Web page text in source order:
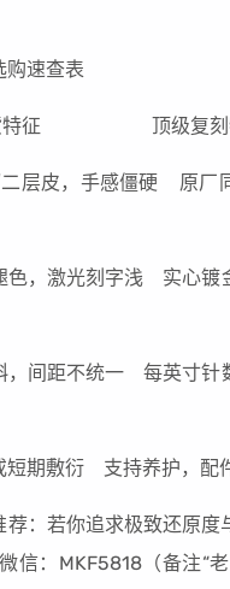
购速查表
货特征 顶级复刻
层皮，手感僵硬 原厂
，激光刻字浅 实心镀
间距不统一 每英寸针
期敷衍 支持养护，配
荐：若你追求极致还原度
信：MKF5818（备注“